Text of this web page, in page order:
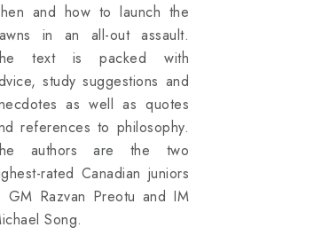
and how to launch the
in an all-out assault.
text is packed with
study suggestions and
as well as quotes
references to philosophy.
authors are the two
rated Canadian juniors
GM Razvan Preotu and IM
Song.